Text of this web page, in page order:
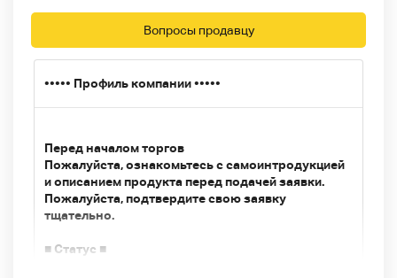
Вопросы продавцу
••••• Профиль компании•••••
Перед началом торгов
Пожалуйста, ознакомьтесь с самоинтродукцией
и описанием продукта перед подачей заявки.
Пожалуйста, подтвердите свою заявку
тщательно.
■ Статус ■